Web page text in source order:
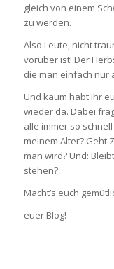
gleich von einem
zu werden.
Also Leute, nicht
vorüber ist! Der
die man einfach nur
Und kaum habt ihr
wieder da. Dabei
alle immer so
meinem Alter? Geht
man wird? Und:
stehen?
Macht’s euch
euer Blog!